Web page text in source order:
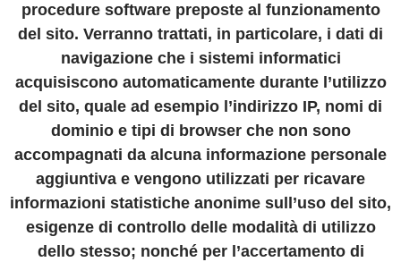
procedure software preposte al funzionamento
del sito. Verranno trattati, in particolare, i dati di
navigazione che i sistemi informatici
acquisiscono automaticamente durante l’utilizzo
del sito, quale ad esempio l’indirizzo IP, nomi di
dominio e tipi di browser che non sono
accompagnati da alcuna informazione personale
aggiuntiva e vengono utilizzati per ricavare
informazioni statistiche anonime sull’uso del sito,
esigenze di controllo delle modalità di utilizzo
dello stesso; nonché per l’accertamento di